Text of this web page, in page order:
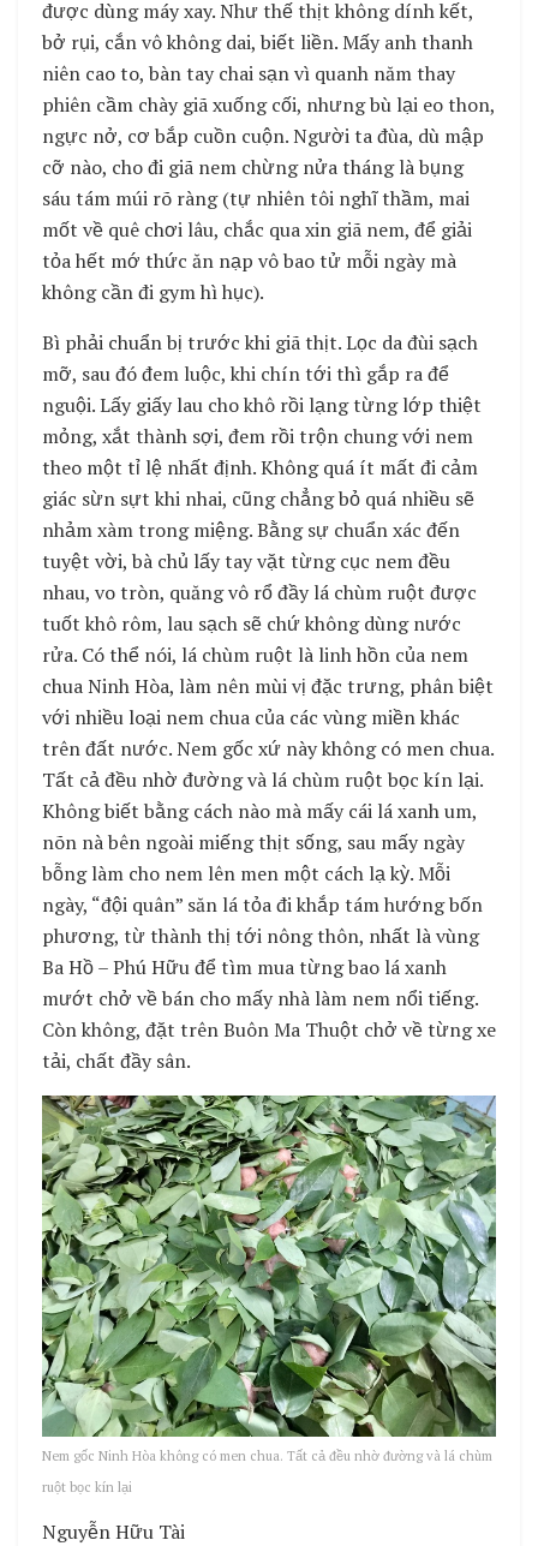
được dùng máy xay. Như thế thịt không dính kết,
bở rụi, cắn vô không dai, biết liền. Mấy anh thanh
niên cao to, bàn tay chai sạn vì quanh năm thay
phiên cầm chày giã xuống cối, nhưng bù lại eo thon,
ngực nở, cơ bắp cuồn cuộn. Người ta đùa, dù mập
cỡ nào, cho đi giã nem chừng nửa tháng là bụng
sáu tám múi rõ ràng (tự nhiên tôi nghĩ thầm, mai
mốt về quê chơi lâu, chắc qua xin giã nem, để giải
tỏa hết mớ thức ăn nạp vô bao tử mỗi ngày mà
không cần đi gym hì hục).
Bì phải chuẩn bị trước khi giã thịt. Lọc da đùi sạch
mỡ, sau đó đem luộc, khi chín tới thì gắp ra để
nguội. Lấy giấy lau cho khô rồi lạng từng lớp thiệt
mỏng, xắt thành sợi, đem rồi trộn chung với nem
theo một tỉ lệ nhất định. Không quá ít mất đi cảm
giác sừn sựt khi nhai, cũng chẳng bỏ quá nhiều sẽ
nhảm xàm trong miệng. Bằng sự chuẩn xác đến
tuyệt vời, bà chủ lấy tay vặt từng cục nem đều
nhau, vo tròn, quăng vô rổ đầy lá chùm ruột được
tuốt khô rôm, lau sạch sẽ chứ không dùng nước
rửa. Có thể nói, lá chùm ruột là linh hồn của nem
chua Ninh Hòa, làm nên mùi vị đặc trưng, phân biệt
với nhiều loại nem chua của các vùng miền khác
trên đất nước. Nem gốc xứ này không có men chua.
Tất cả đều nhờ đường và lá chùm ruột bọc kín lại.
Không biết bằng cách nào mà mấy cái lá xanh um,
nõn nà bên ngoài miếng thịt sống, sau mấy ngày
bỗng làm cho nem lên men một cách lạ kỳ. Mỗi
ngày, “đội quân” săn lá tỏa đi khắp tám hướng bốn
phương, từ thành thị tới nông thôn, nhất là vùng
Ba Hồ – Phú Hữu để tìm mua từng bao lá xanh
mướt chở về bán cho mấy nhà làm nem nổi tiếng.
Còn không, đặt trên Buôn Ma Thuột chở về từng xe
tải, chất đầy sân.
Nem gốc Ninh Hòa không có men chua. Tất cả đều nhờ đường và lá chùm
ruột bọc kín lại
Nguyễn Hữu Tài